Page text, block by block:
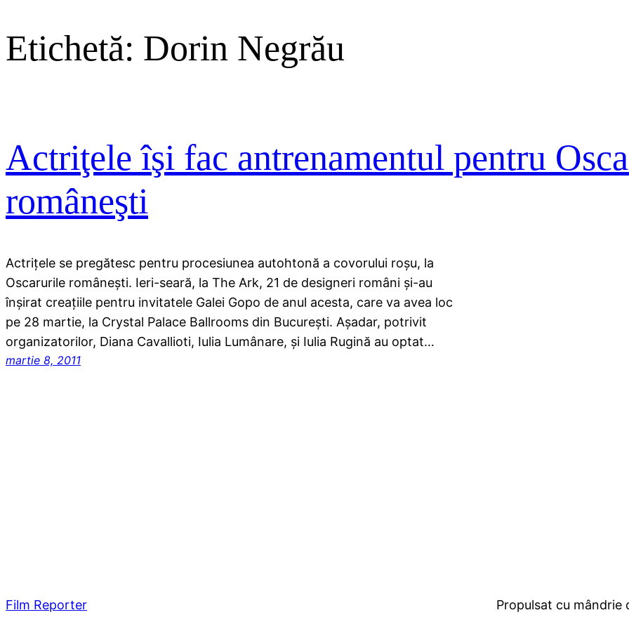
Etichetă: Dorin Negrău
Actriţele îşi fac antrenamentul pentru
româneşti
Actriţele se pregătesc pentru procesiunea autohtonă a covorului roşu, la
Oscarurile româneşti. Ieri-seară, la The Ark, 21 de designeri români şi-au
înşirat creaţiile pentru invitatele Galei Gopo de anul acesta, care va avea loc
pe 28 martie, la Crystal Palace Ballrooms din Bucureşti. Aşadar, potrivit
organizatorilor, Diana Cavallioti, Iulia Lumânare, şi Iulia Rugină au optat…
martie 8, 2011
Film Reporter Propulsat cu mândrie